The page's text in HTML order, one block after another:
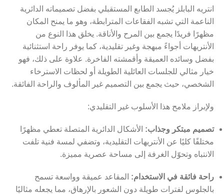
انتريه البابلز يُجسد الطابع المستقبلي بفضل تصميماته الدائرية
الناعمة التي تشبه الفقاعات المترابطة، وهو ما يمنح المكان
مظهرًا فريدًا يجمع بين المرح والأناقة. يخلق هذا النوع من
الأنتريهات أجواءً مبهجة وغير تقليدية، كما يوفر راحة استثنائية
بفضل وسائده العميقة وأقمشته الفاخرة. علاوة على ذلك، فهو
خيار مثالي للجلسات العائلية الطويلة أو لحظات الاسترخاء
الشخصي، حيث يجمع بين التصميم غير المألوف والراحة الفائقة.
ولإبراز ملامح هذا الأسلوب غير التقليدي:
تصميم مبتكر وجذاب: الأشكال الدائرية المتصلة تعطي مظهرًا
مختلفًا كليًا عن الأنتريهات التقليدية، وتضفي لمسة فنية تلفت
الانتباه وتحوّل الغرفة إلى مساحة عصرية مميزة.
راحة فائقة في الاستخدام: المقاعد عميقة وواسعة تسمح
بالجلوس لفترات طويلة دون الشعور بالإرهاق، مما يجعله مثاليًا